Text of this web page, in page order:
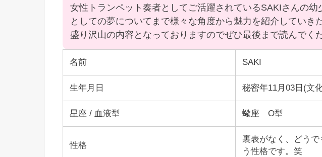
女性トランペット奏者としてご活躍されているSAKIさんの幼
としての夢についてまで様々な角度から魅力を紹介していき
盛り沢山の内容となっておりますのでぜひ最後まで読んでく
名前 SAKI
生年月日 秘密年11月03日(文
星座 / 血液型 蠍座 O型
性格
裏表がなく、どう
う性格です。笑